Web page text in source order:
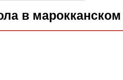
в марокканском